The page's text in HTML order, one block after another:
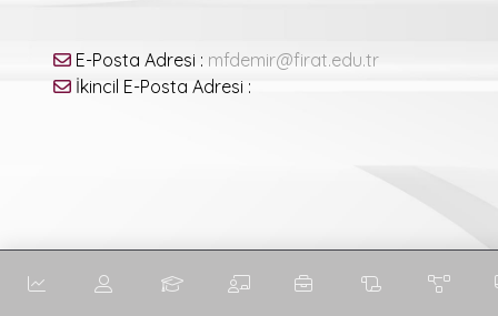
E-Posta Adresi : mfdemir@firat.edu.tr
İkincil E-Posta Adresi :